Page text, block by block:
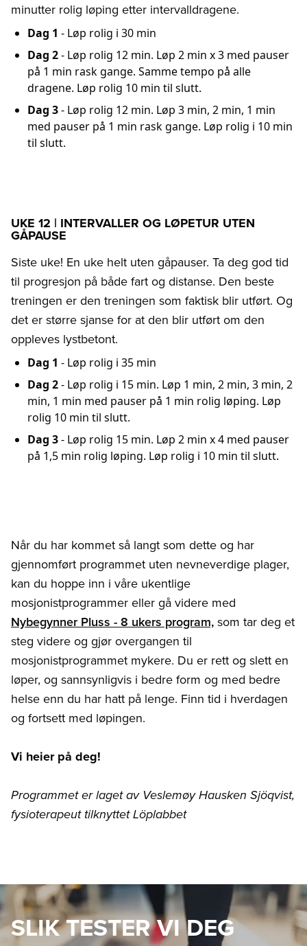
minutter rolig løping etter intervalldragene.
Dag 1 - Løp rolig i 30 min
Dag 2- Løp rolig 12 min. Løp 2 min x 3 med pauser
på 1 min rask gange. Samme tempo på alle
dragene. Løp rolig 10 min til slutt.
Dag 3- Løp rolig 12 min. Løp 3 min, 2 min, 1 min
med pauser på 1 min rask gange. Løp rolig i 10 min
til slutt.
UKE 12 | INTERVALLER OG LØPETUR UTEN
GÅPAUSE
Siste uke! En uke helt uten gåpauser. Ta deg god tid
til progresjon på både fart og distanse. Den beste
treningen er den treningen som faktisk blir utført. Og
det er større sjanse for at den blir utført om den
oppleves lystbetont.
Dag 1 - Løp rolig i 35 min
Dag 2- Løp rolig i 15 min. Løp 1 min, 2 min, 3 min, 2
min, 1 min med pauser på 1 min rolig løping. Løp
rolig 10 min til slutt.
Dag 3- Løp rolig 15 min. Løp 2 min x 4 med pauser
på 1,5 min rolig løping. Løp rolig i 10 min til slutt.
Når du har kommet så langt som dette og har
gjennomført programmet uten nevneverdige plager,
kan du hoppe inn i våre ukentlige
mosjonistprogrammer eller gå videre med
Nybegynner Pluss - 8 ukers program, som tar deg et
steg videre og gjør overgangen til
mosjonistprogrammet mykere. Du er rett og slett en
løper, og sannsynligvis i bedre form og med bedre
helse enn du har hatt på lenge. Finn tid i hverdagen
og fortsett med løpingen.
Vi heier på deg!
Programmet er laget av Veslemøy Hausken Sjöqvist,
fysioterapeut tilknyttet Löplabbet
SLIK TESTER VI DEG